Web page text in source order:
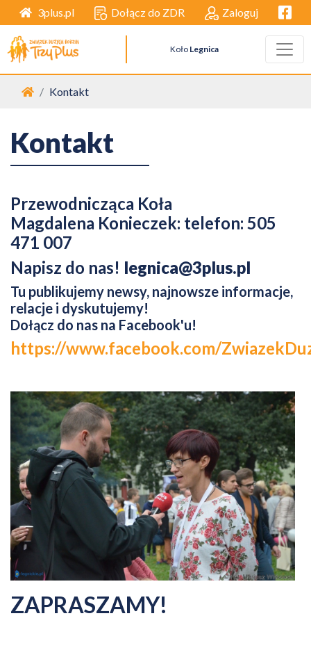
3plus.pl Dołącz do ZDR Zaloguj
Koło Legnica
Strona główna
Kontakt
Kontakt
Przewodnicząca Koła
Magdalena Konieczek: telefon: 505
471 007
Napisz do nas! legnica@3plus.pl
Tu publikujemy newsy, najnowsze informacje,
relacje i dyskutujemy!
Dołącz do nas na Facebook'u!
https://www.facebook.com/
ZAPRASZAMY!